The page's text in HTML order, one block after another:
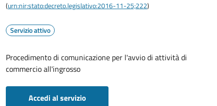
(urn:nir:stato:decreto.legislativo:2016-11-25;222)
Servizio attivo
Procedimento di comunicazione per l'avvio di attività di
commercio all'ingrosso
Accedi al servizio